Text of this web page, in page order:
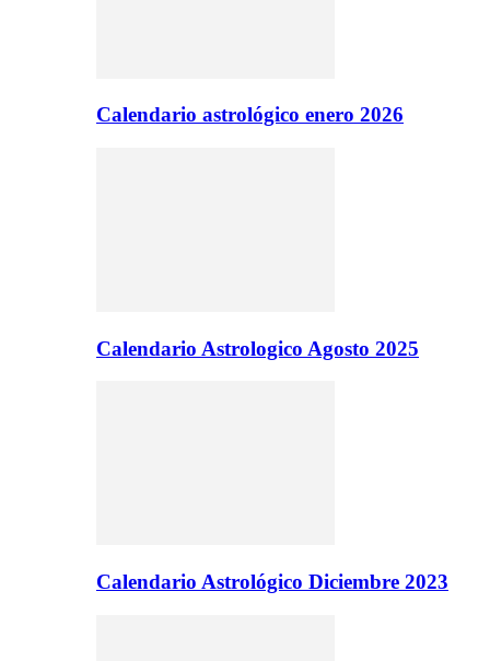
Calendario astrológico enero 2026
Calendario Astrologico Agosto 2025
Calendario Astrológico Diciembre 2023